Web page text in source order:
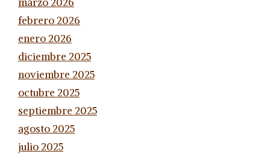
febrero 2026
enero 2026
diciembre 2025
noviembre 2025
octubre 2025
septiembre 2025
agosto 2025
julio 2025